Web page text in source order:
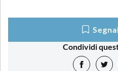
Condividi